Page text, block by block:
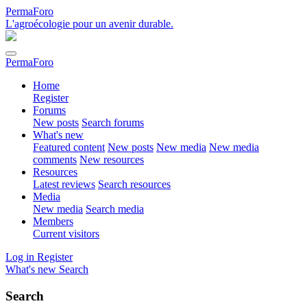
PermaForo
L'agroécologie pour un avenir durable.
PermaForo
Home
Register
Forums
New posts Search forums
What's new
Featured content New posts New media New media
comments New resources
Resources
Latest reviews Search resources
Media
New media Search media
Members
Current visitors
Log in Register
What's new Search
Search